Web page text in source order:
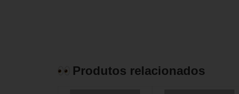
Produtos relacionados